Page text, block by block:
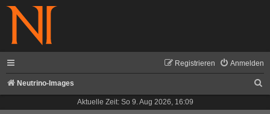
Anmelden
Registrieren
Neutrino-Images
Aktuelle Zeit: So 9. Aug 2026, 16:09